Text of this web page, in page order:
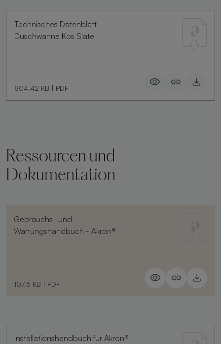
Technisches Datenblatt
Duschwanne Kos Slate
804.42 KB | PDF
Ressourcen und
Dokumentation
Gebrauchs- und
Wartungshandbuch - Akron®
107.6 KB | PDF
Installationshandbuch für Akron®